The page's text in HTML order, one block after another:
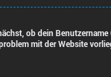
ob dein
mit der Website